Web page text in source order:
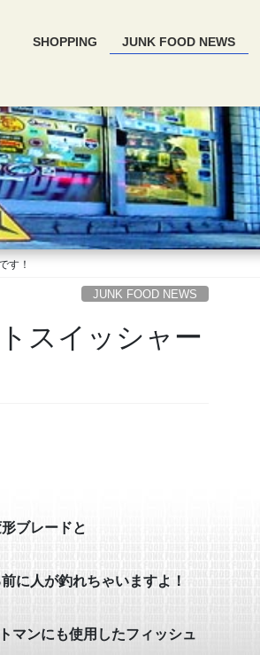
SHOPPING JUNK FOOD NEWS
す！
JUNK FOOD NEWS
スイッシャー
ブレードと
に人が釣れちゃいますよ！
マンにも使用したフィッシュ